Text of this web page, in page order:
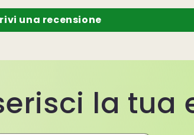
una recensione
la tua